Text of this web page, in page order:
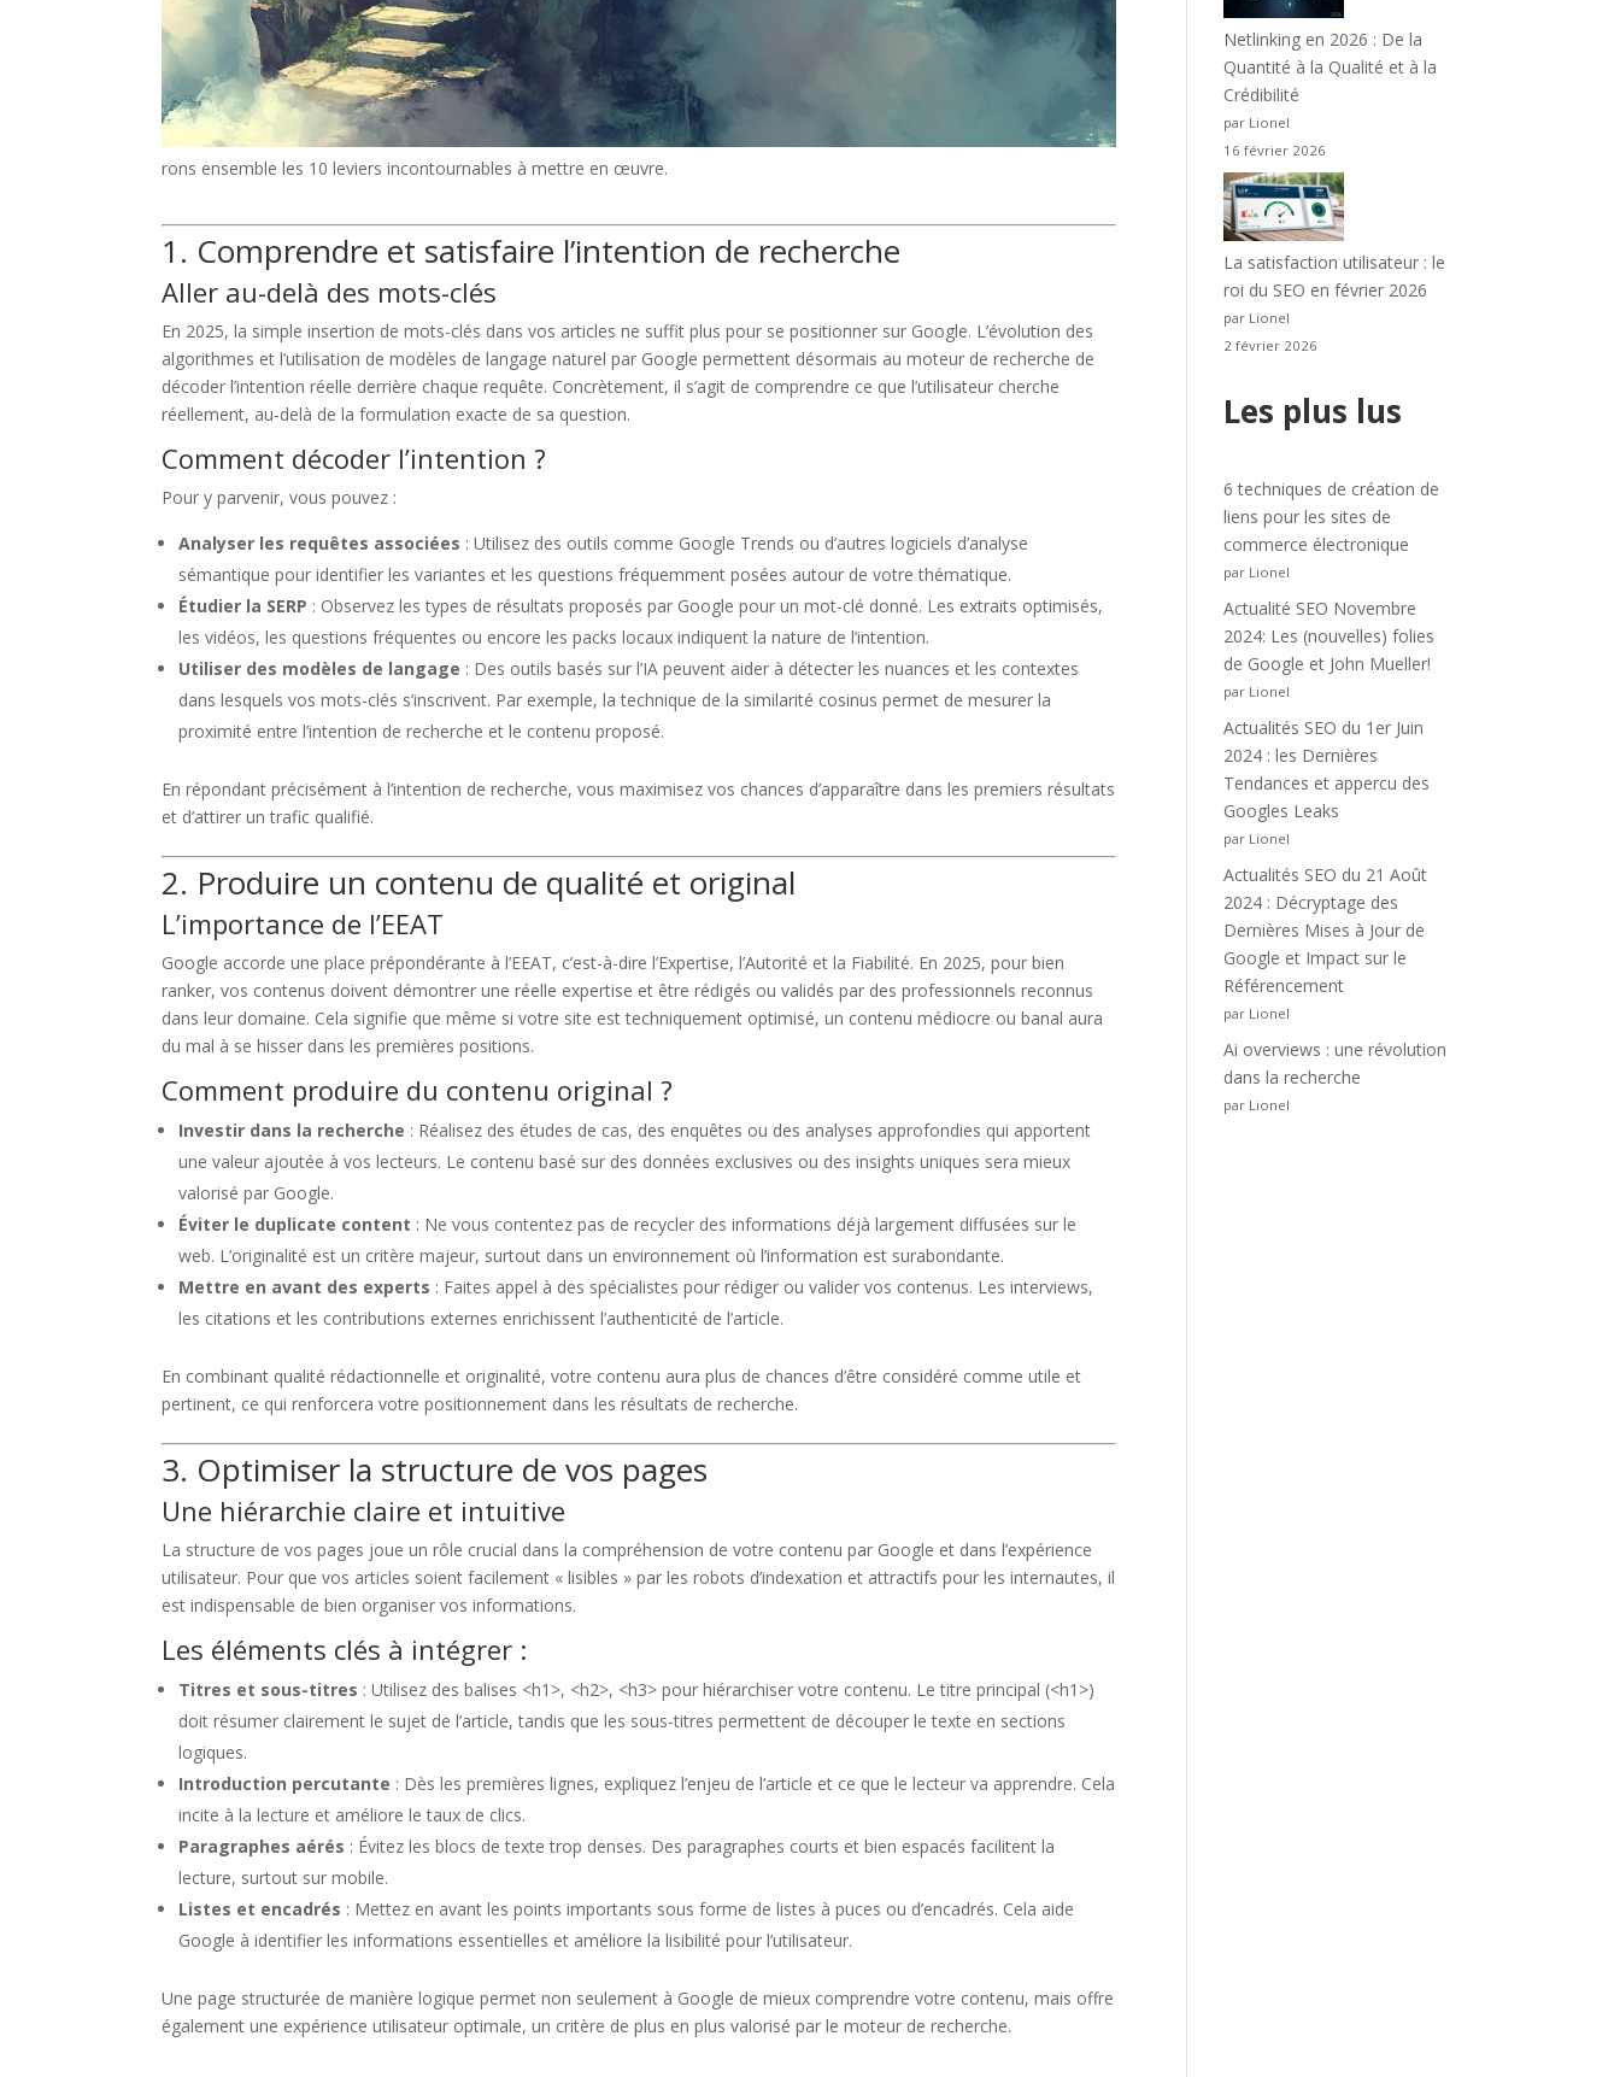
rons ensemble les 10 leviers incontournables à mettre en œuvre.
1. Comprendre et satisfaire l’intention de recherche
Aller au-delà des mots-clés
En 2025, la simple insertion de mots-clés dans vos articles ne suffit plus pour se positionner sur Google. L’évolution des
algorithmes et l’utilisation de modèles de langage naturel par Google permettent désormais au moteur de recherche de
décoder l’intention réelle derrière chaque requête. Concrètement, il s’agit de comprendre ce que l’utilisateur cherche
réellement, au-delà de la formulation exacte de sa question.
Comment décoder l’intention ?
Pour y parvenir, vous pouvez :
Analyser les requêtes associées : Utilisez des outils comme Google Trends ou d’autres logiciels d’analyse
sémantique pour identifier les variantes et les questions fréquemment posées autour de votre thématique.
Étudier la SERP : Observez les types de résultats proposés par Google pour un mot-clé donné. Les extraits optimisés,
les vidéos, les questions fréquentes ou encore les packs locaux indiquent la nature de l’intention.
Utiliser des modèles de langage : Des outils basés sur l’IA peuvent aider à détecter les nuances et les contextes
dans lesquels vos mots-clés s’inscrivent. Par exemple, la technique de la similarité cosinus permet de mesurer la
proximité entre l’intention de recherche et le contenu proposé.
En répondant précisément à l’intention de recherche, vous maximisez vos chances d’apparaître dans les premiers résultats
et d’attirer un trafic qualifié.
2. Produire un contenu de qualité et original
L’importance de l’EEAT
Google accorde une place prépondérante à l’EEAT, c’est-à-dire l’Expertise, l’Autorité et la Fiabilité. En 2025, pour bien
ranker, vos contenus doivent démontrer une réelle expertise et être rédigés ou validés par des professionnels reconnus
dans leur domaine. Cela signifie que même si votre site est techniquement optimisé, un contenu médiocre ou banal aura
du mal à se hisser dans les premières positions.
Comment produire du contenu original ?
Investir dans la recherche : Réalisez des études de cas, des enquêtes ou des analyses approfondies qui apportent
une valeur ajoutée à vos lecteurs. Le contenu basé sur des données exclusives ou des insights uniques sera mieux
valorisé par Google.
Éviter le duplicate content : Ne vous contentez pas de recycler des informations déjà largement diffusées sur le
web. L’originalité est un critère majeur, surtout dans un environnement où l’information est surabondante.
Mettre en avant des experts : Faites appel à des spécialistes pour rédiger ou valider vos contenus. Les interviews,
les citations et les contributions externes enrichissent l’authenticité de l’article.
En combinant qualité rédactionnelle et originalité, votre contenu aura plus de chances d’être considéré comme utile et
pertinent, ce qui renforcera votre positionnement dans les résultats de recherche.
3. Optimiser la structure de vos pages
Une hiérarchie claire et intuitive
La structure de vos pages joue un rôle crucial dans la compréhension de votre contenu par Google et dans l’expérience
utilisateur. Pour que vos articles soient facilement « lisibles » par les robots d’indexation et attractifs pour les internautes, il
est indispensable de bien organiser vos informations.
Les éléments clés à intégrer :
Titres et sous-titres : Utilisez des balises <h1>, <h2>, <h3> pour hiérarchiser votre contenu. Le titre principal (<h1>)
doit résumer clairement le sujet de l’article, tandis que les sous-titres permettent de découper le texte en sections
logiques.
Introduction percutante : Dès les premières lignes, expliquez l’enjeu de l’article et ce que le lecteur va apprendre. Cela
incite à la lecture et améliore le taux de clics.
Paragraphes aérés : Évitez les blocs de texte trop denses. Des paragraphes courts et bien espacés facilitent la
lecture, surtout sur mobile.
Listes et encadrés : Mettez en avant les points importants sous forme de listes à puces ou d’encadrés. Cela aide
Google à identifier les informations essentielles et améliore la lisibilité pour l’utilisateur.
Une page structurée de manière logique permet non seulement à Google de mieux comprendre votre contenu, mais offre
également une expérience utilisateur optimale, un critère de plus en plus valorisé par le moteur de recherche.
Netlinking en 2026 : De la
Quantité à la Qualité et à la
Crédibilité
par Lionel
16 février 2026
La satisfaction utilisateur : le
roi du SEO en février 2026
par Lionel
2 février 2026
Les plus lus
6 techniques de création de
liens pour les sites de
commerce électronique
par Lionel
Actualité SEO Novembre
2024: Les (nouvelles) folies
de Google et John Mueller!
par Lionel
Actualités SEO du 1er Juin
2024 : les Dernières
Tendances et appercu des
Googles Leaks
par Lionel
Actualités SEO du 21 Août
2024 : Décryptage des
Dernières Mises à Jour de
Google et Impact sur le
Référencement
par Lionel
Ai overviews : une révolution
dans la recherche
par Lionel